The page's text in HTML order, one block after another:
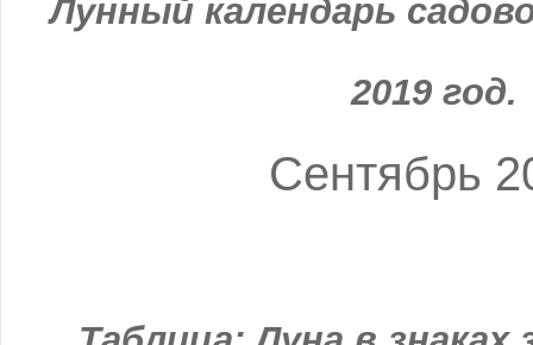
Лунный календарь
2019 год.
Сентябрь